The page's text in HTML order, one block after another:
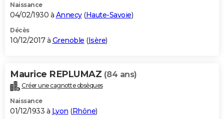
Naissance
04/02/1930 à Annecy(Haute-Savoie)
Décès
10/12/2017 à Grenoble (Isère)
Maurice REPLUMAZ (84 ans)
Créer une cagnotte obsèques
Naissance
01/12/1933 à Lyon (Rhône)